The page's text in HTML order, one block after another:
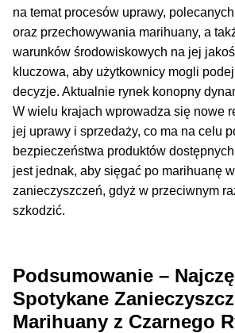
na temat procesów uprawy,
oraz przechowywania marihuany, a
warunków środowiskowych na jej
kluczowa, aby użytkownicy mogli
decyzje. Aktualnie rynek konopny
W wielu krajach wprowadza się nowe
jej uprawy i sprzedaży, co ma na celu
bezpieczeństwa produktów
jest jednak, aby sięgać po marihuanę
zanieczyszczeń, gdyż w przeciwnym
szkodzić.
Podsumowanie –
Spotykane
Marihuany z Czarnego